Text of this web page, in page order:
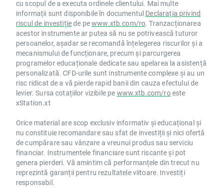
cu scopul de a executa ordinele clientului. Mai multe
informații sunt disponibile în documentul Declarația privind
riscul de investițiede pewww.xtb.com/ro. Tranzacționarea
acestor instrumente ar putea să nu se potrivească tuturor
persoanelor, așadar se recomandă înțelegerea riscurilor și a
mecanismului de funcționare, precum și parcurgerea
programelor educaționale dedicate sau apelarea la asistență
personalizată. CFD-urile sunt instrumente complexe și au un
risc ridicat de a vă pierde rapid banii din cauza efectului de
levier. Sursa cotațiilor vizibile pe www.xtb.com/roeste
xStation.xt
Orice material are scop exclusiv informativ și educațional și
nu constituie recomandare sau sfat de investiții și nici ofertă
de cumpărare sau vânzare a vreunui produs sau serviciu
financiar. Instrumentele financiare sunt riscante și pot
genera pierderi. Vă amintim că performanțele din trecut nu
reprezintă garanții pentru rezultatele viitoare. Investiți
responsabil.